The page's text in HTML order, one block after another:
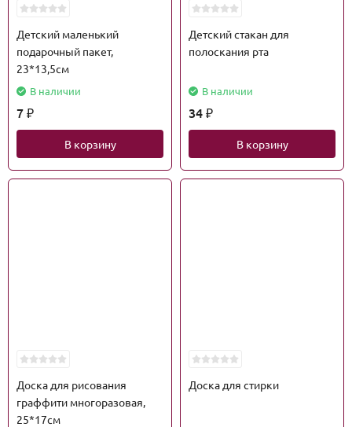
Детский маленький
подарочный пакет,
23*13,5см
В наличии
7 ₽
В корзину
Детский стакан для
полоскания рта
В наличии
34 ₽
В корзину
Доска для рисования
граффити многоразовая,
25*17см
Доска для стирки